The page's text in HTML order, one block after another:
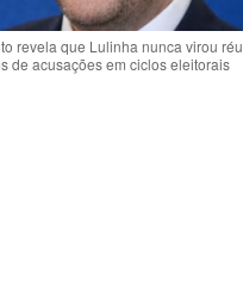
revela que Lulinha nunca virou réu
de acusações em ciclos eleitorais